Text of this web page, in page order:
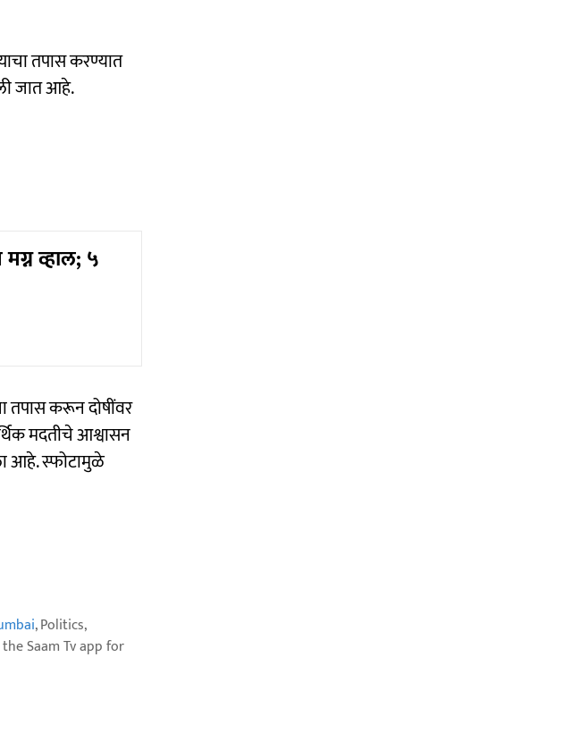
तपास करण्यात
जात आहे.
व्हाल; ५
तपास करून दोषींवर
मदतीचे आश्वासन
आहे. स्फोटामुळे
, Politics,
Saam Tv app for